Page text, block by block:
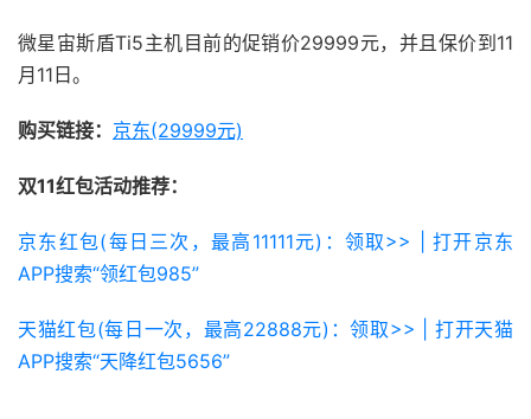
微星宙斯盾Ti5主机目前的促销价29999元，并且保价到11
月11日。
购买链接： 京东(29999元)
双11红包活动推荐：
京东红包(每日三次，最高11111元)：领取>> | 打开京东
APP搜索“领红包985”
天猫红包(每日一次，最高22888元)：领取>> | 打开天猫
APP搜索“天降红包5656”